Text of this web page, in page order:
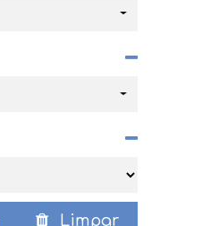
Limpar